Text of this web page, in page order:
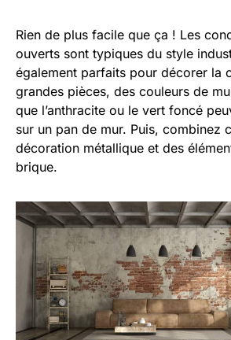
Rien de plus facile que ça ! Les
ouverts sont typiques du style
également parfaits pour décorer la
grandes pièces, des couleurs de
que l’anthracite ou le vert foncé
sur un pan de mur. Puis, combinez
décoration métallique et des
brique.